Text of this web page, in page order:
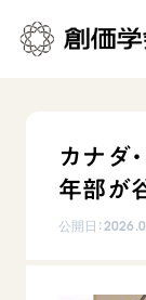
人間革命
日常の活動
カナダ
年部が
公開日：